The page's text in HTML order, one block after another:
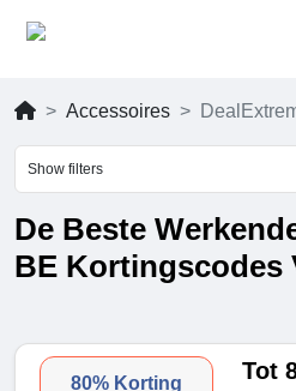
Accessoires
Show filters
De Beste
BE Kortingscodes
80% Korting Tot